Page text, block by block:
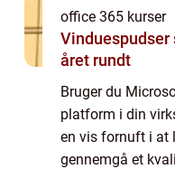
office 365 kurser
Vinduespudser
året rundt
Bruger du
platform i din
en vis fornuft i at
gennemgå et